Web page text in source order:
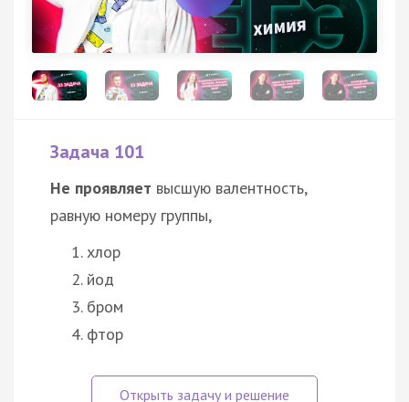
Задача 101
Не проявляет высшую валентность,
равную номеру группы,
хлор
йод
бром
фтор